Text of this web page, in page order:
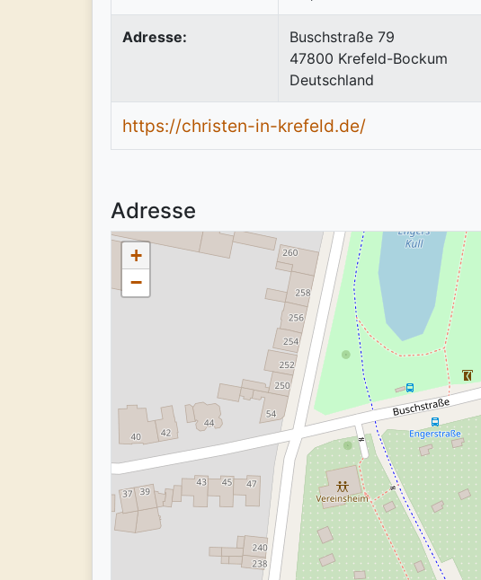
Adresse:
Buschstraße 79
47800 Krefeld-Bockum
Deutschland
https://christen-in-krefeld.de/
Adresse
+
−